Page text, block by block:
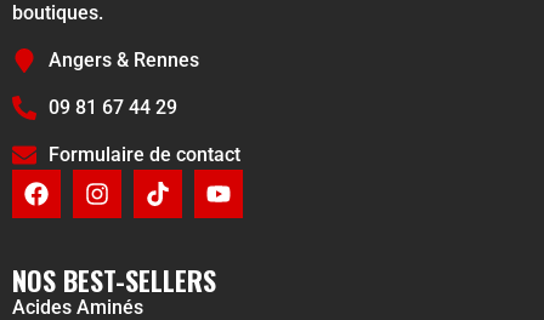
boutiques.
Angers & Rennes
09 81 67 44 29
Formulaire de contact
NOS BEST-SELLERS
Acides Aminés